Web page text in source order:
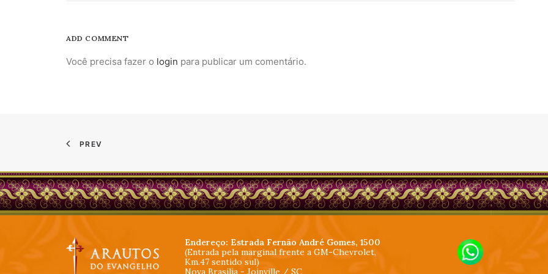
ADD COMMENT
Você precisa fazer o login para publicar um comentário.
PREV
Endereço: Estrada Fernão André Gomes, 1500
(Entrada pela marginal frente a GM-Chevrolet,
Km.47 sentido sul)
Nova Brasília - Joinville / SC